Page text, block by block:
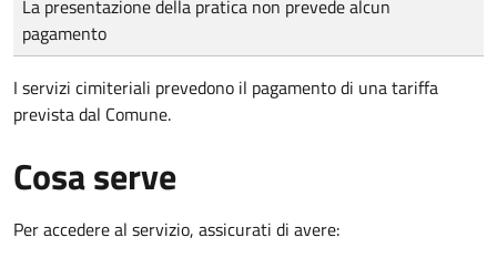
La presentazione della pratica non prevede alcun
pagamento
I servizi cimiteriali prevedono il pagamento di una tariffa
prevista dal Comune.
Cosa serve
Per accedere al servizio, assicurati di avere: